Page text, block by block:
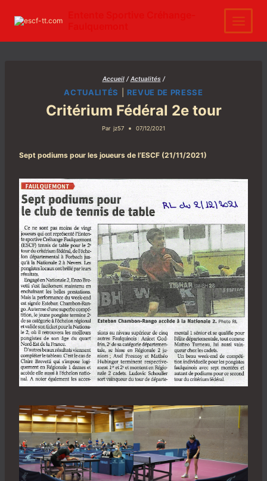
contenu
Accueil / Actualités /
ACTUALITÉS REVUE DE PRESSE
Critérium Fédéral 2e tour
Par jz57 07/12/2021
Sept podiums pour les joueurs de l’ESCF (21/11/2021)